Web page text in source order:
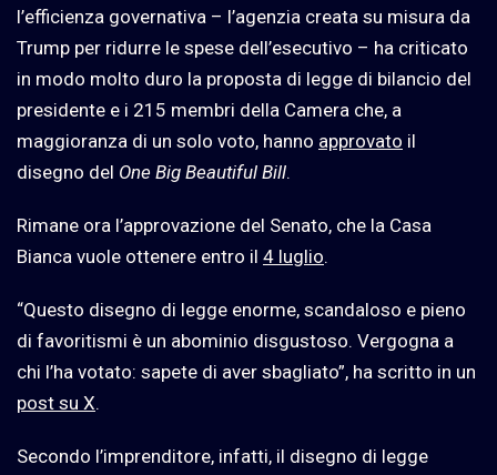
l’efficienza governativa – l’agenzia creata su misura da
Trump per ridurre le spese dell’esecutivo – ha criticato
in modo molto duro la proposta di legge di bilancio del
presidente e i 215 membri della Camera che, a
maggioranza di un solo voto, hanno approvato il
disegno del One Big Beautiful Bill.
Rimane ora l’approvazione del Senato, che la Casa
Bianca vuole ottenere entro il 4 luglio.
“Questo disegno di legge enorme, scandaloso e pieno
di favoritismi è un abominio disgustoso. Vergogna a
chi l’ha votato: sapete di aver sbagliato”, ha scritto in un
post su X.
Secondo l’imprenditore, infatti, il disegno di legge